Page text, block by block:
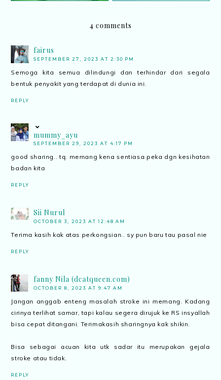
4 comments
fairus
SEPTEMBER 27, 2023 AT 2:30 PM
Semoga kita semua dilindungi dan terhindar dari segala
bentuk penyakit yang terdapat di dunia ini.
REPLY
mummy_ayu
SEPTEMBER 29, 2023 AT 4:17 PM
good sharing.. tq. memang kena sentiasa peka dgn kesihatan
badan kita
REPLY
Sii Nurul
OCTOBER 3, 2023 AT 12:48 AM
Terima kasih kak atas perkongsian.. sy pun baru tau pasal nie
REPLY
fanny Nila (dcatqueen.com)
OCTOBER 8, 2023 AT 9:47 AM
Jangan anggab enteng masalah stroke ini memang. Kadang
cirinya terlihat samar, tapi kalau segera dirujuk ke RS insyallah
bisa cepat ditangani. Terimakasih sharingnya kak shikin.
Bisa sebagai acuan kita utk sadar itu merupakan gejala
stroke atau tidak.
REPLY